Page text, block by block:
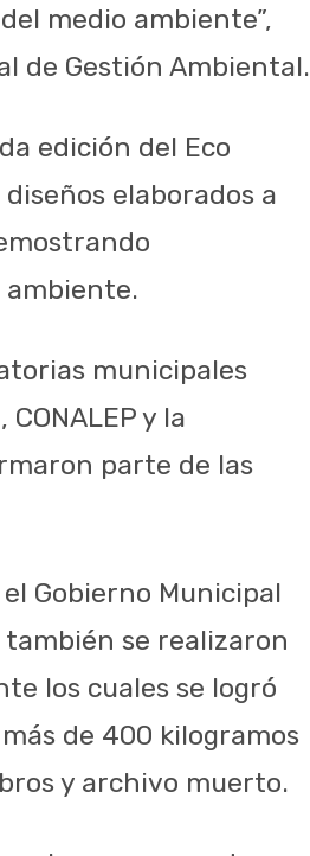
medio ambiente”,
de Gestión Ambiental.
edición del Eco
elaborados a
ambiente.
municipales
y la
parte de las
Gobierno Municipal
se realizaron
los cuales se logró
de 400 kilogramos
y archivo muerto.